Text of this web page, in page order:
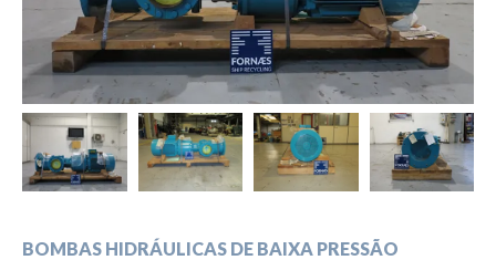
BOMBAS HIDRÁULICAS DE BAIXA PRESSÃO